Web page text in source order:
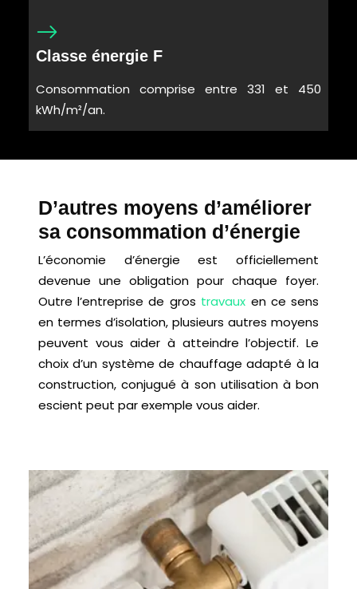
Classe énergie F
Consommation comprise entre 331 et 450
kWh/m²/an.
D’autres moyens d’améliorer
sa consommation d’énergie
L’économie d’énergie est officiellement
devenue une obligation pour chaque foyer.
Outre l’entreprise de gros travaux en ce sens
en termes d’isolation, plusieurs autres moyens
peuvent vous aider à atteindre l’objectif. Le
choix d’un système de chauffage adapté à la
construction, conjugué à son utilisation à bon
escient peut par exemple vous aider.